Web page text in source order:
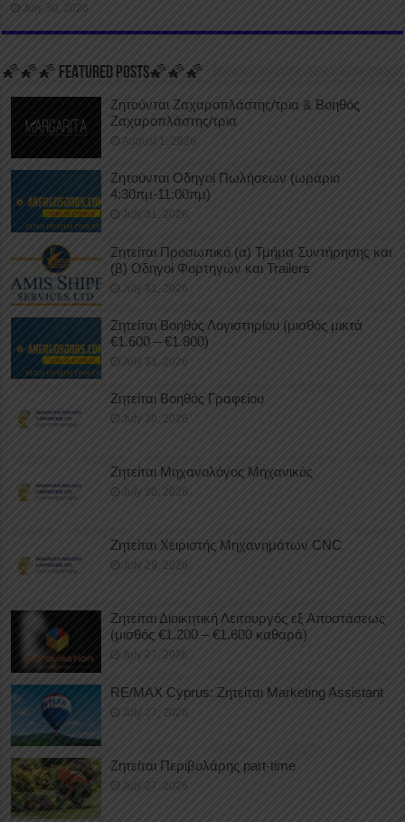
July 30, 2026
🌠🌠🌠 FEATURED POSTS🌠🌠🌠
Ζητούνται Ζαχαροπλάστης/τρια & Βοηθός
Ζαχαροπλάστης/τρια
August 1, 2026
Ζητούνται Οδηγοί Πωλήσεων (ωράριο
4:30πμ-11:00πμ)
July 31, 2026
Ζητείται Προσωπικό (α) Τμήμα Συντήρησης και
(β) Οδηγοί Φορτηγών και Trailers
July 31, 2026
Ζητείται Βοηθός Λογιστηρίου (μισθός μικτά
€1.600 – €1.800)
July 31, 2026
Ζητείται Βοηθός Γραφείου
July 30, 2026
Ζητείται Μηχανολόγος Μηχανικός
July 30, 2026
Ζητείται Χειριστής Μηχανημάτων CNC
July 29, 2026
Ζητείται Διοικητική Λειτουργός εξ Αποστάσεως
(μισθός €1.200 – €1.600 καθαρά)
July 27, 2026
RE/MAX Cyprus: Ζητείται Marketing Assistant
July 27, 2026
Ζητείται Περιβολάρης part-time
July 27, 2026